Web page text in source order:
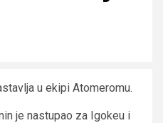
u ekipi Atomeromu.
je nastupao za Igokeu i